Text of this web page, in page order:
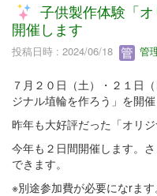
子供製作体験「
開催します
投稿日時 : 2024/06/18 管
７月２０日（土）・２１日
ジナル埴輪を作ろう」を開催
昨年も大好評だった「オリジ
今年も２日間開催します。
できます。
※別途参加費が必要になrます。